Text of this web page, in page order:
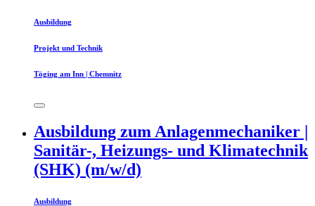
Ausbildung
Projekt und Technik
Töging am Inn | Chemnitz
Ausbildung zum Anlagenmechaniker |
Sanitär-, Heizungs- und Klimatechnik
(SHK) (m/w/d)
Ausbildung